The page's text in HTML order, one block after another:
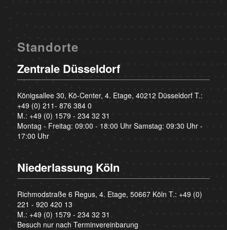
Standorte
Zentrale Düsseldorf
Königsallee 30, Kö-Center, 4. Etage, 40212 Düsseldorf T.:
+49 (0) 211- 876 384 0
M.: +49 (0) 1579 - 234 32 31
Montag - Freitag: 09:00 - 18:00 Uhr Samstag: 09:30 Uhr -
17:00 Uhr
Niederlassung Köln
Richmodstraße 6 Regus, 4. Etage, 50667 Köln T.: +49 (0)
221 - 920 420 13
M.: +49 (0) 1579 - 234 32 31
Besuch nur nach Terminvereinbarung